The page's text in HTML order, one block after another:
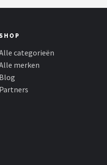
categorieën
merken
Blog
Partners